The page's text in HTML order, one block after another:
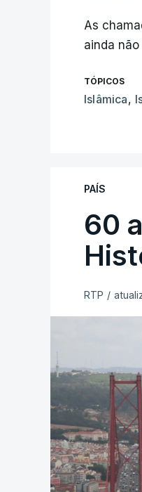
As
ainda
TÓPICOS
Islâmica,
PAÍS
60
RTP /